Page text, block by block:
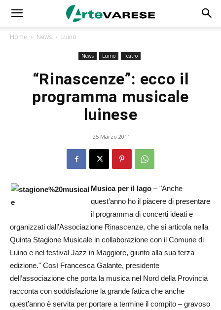
Home News Luino
News Luino Teatro
“Rinascenze”: ecco il
programma musicale
luinese
25 Marzo 2011
Musica per il lago – "Anche
quest’anno ho il piacere di presentare
il programma di concerti ideati e
organizzati dall’Associazione Rinascenze, che si articola nella
Quinta Stagione Musicale in collaborazione con il Comune di
Luino e nel festival Jazz in Maggiore, giunto alla sua terza
edizione." Così Francesca Galante, presidente
dell’associazione che porta la musica nel Nord della Provincia
racconta con soddisfazione la grande fatica che anche
quest’anno è servita per portare a termine il compito – gravoso